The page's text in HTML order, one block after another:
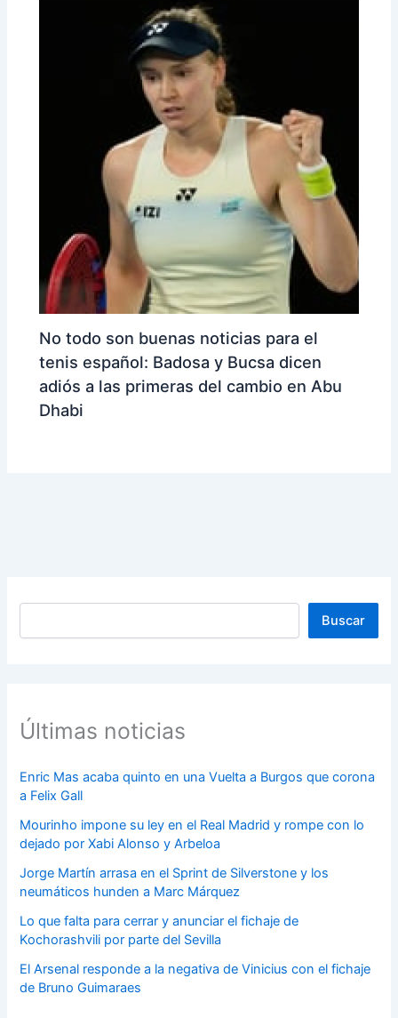
No todo son buenas noticias para el
tenis español: Badosa y Bucsa dicen
adiós a las primeras del cambio en Abu
Dhabi
Buscar
Buscar
Últimas noticias
Enric Mas acaba quinto en una Vuelta a Burgos que corona
a Felix Gall
Mourinho impone su ley en el Real Madrid y rompe con lo
dejado por Xabi Alonso y Arbeloa
Jorge Martín arrasa en el Sprint de Silverstone y los
neumáticos hunden a Marc Márquez
Lo que falta para cerrar y anunciar el fichaje de
Kochorashvili por parte del Sevilla
El Arsenal responde a la negativa de Vinicius con el fichaje
de Bruno Guimaraes